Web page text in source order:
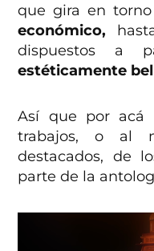
que gira en
económico,
dispuestos a
estéticamente
Así que por acá
trabajos, o al
destacados, de
parte de la